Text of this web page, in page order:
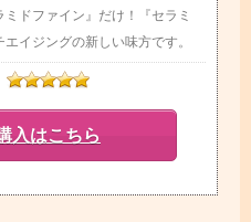
ドファイン』だけ！『セラミ
イジングの新しい味方です。
入はこちら